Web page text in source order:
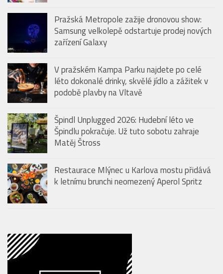
Pražská Metropole zažije dronovou show:
Samsung velkolepě odstartuje prodej nových
zařízení Galaxy
V pražském Kampa Parku najdete po celé
léto dokonalé drinky, skvělé jídlo a zážitek v
podobě plavby na Vltavě
Špindl Unplugged 2026: Hudební léto ve
Špindlu pokračuje. Už tuto sobotu zahraje
Matěj Štross
Restaurace Mlýnec u Karlova mostu přidává
k letnímu brunchi neomezený Aperol Spritz